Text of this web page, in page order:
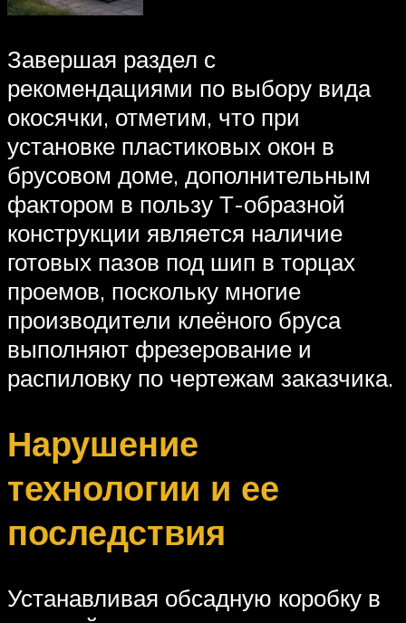
Завершая раздел с
рекомендациями по выбору вида
окосячки, отметим, что при
установке пластиковых окон в
брусовом доме, дополнительным
фактором в пользу Т-образной
конструкции является наличие
готовых пазов под шип в торцах
проемов, поскольку многие
производители клеёного бруса
выполняют фрезерование и
распиловку по чертежам заказчика.
Нарушение
технологии и ее
последствия
Устанавливая обсадную коробку в